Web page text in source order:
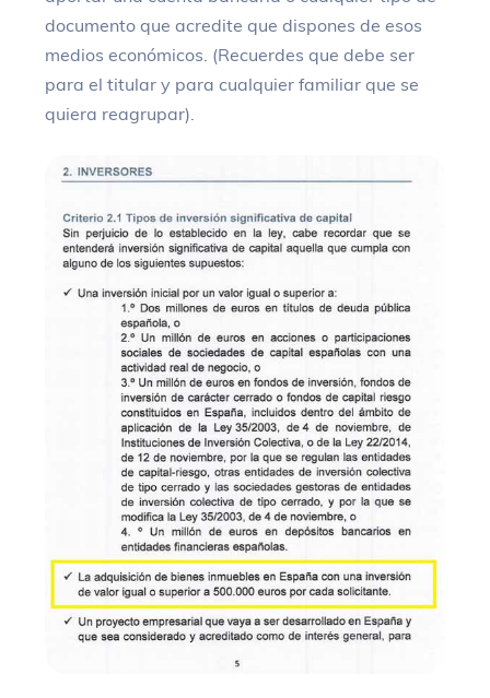
documento que acredite que dispones de esos
medios económicos. (Recuerdes que debe ser
para el titular y para cualquier familiar que se
quiera reagrupar).